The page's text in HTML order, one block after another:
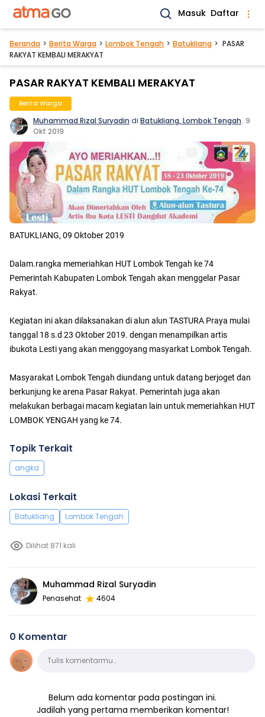
Masuk Daftar
Beranda Berita Warga Lombok Tengah Batukliang
PASAR
RAKYAT KEMBALI MERAKYAT
PASAR RAKYAT KEMBALI MERAKYAT
Berita Warga
Muhammad Rizal Suryadin di Batukliang, Lombok Tengah. 9
Okt 2019
BATUKLIANG, 09 Oktober 2019
Dalam.rangka memeriahkan HUT Lombok Tengah ke 74
Pemerintah Kabupaten Lombok Tengah akan menggelar Pasar
Rakyat.
Kegiatan ini akan dilaksanakan di alun alun TASTURA Praya mulai
tanggal 18 s.d 23 Oktober 2019. dengan menampilkan artis
ibukota Lesti yang akan menggoyang masyarkat Lombok Tengah.
Masyarakat Lombok Tengah diundang untuk datang berjoget dan
berkunjung ke arena Pasar Rakyat. Pemerintah juga akan
melakukan berbagai macam kegiatan lain untuk memeriahkan HUT
LOMBOK YENGAH yang ke 74.
Topik Terkait
angka
Lokasi Terkait
Batukliang Lombok Tengah
Dilihat 871 kali
Muhammad Rizal Suryadin
Penasehat 4604
0 Komentar
KomentarTulis komentarmu…
Belum ada komentar pada postingan ini.
Jadilah yang pertama memberikan komentar!